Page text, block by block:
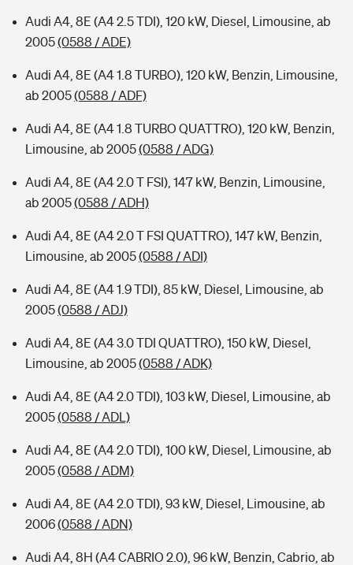
Audi A4, 8E (A4 2.5 TDI), 120 kW, Diesel, Limousine, ab
2005(0588 / ADE)
Audi A4, 8E (A4 1.8 TURBO), 120 kW, Benzin, Limousine,
ab 2005(0588 / ADF)
Audi A4, 8E (A4 1.8 TURBO QUATTRO), 120 kW, Benzin,
Limousine, ab 2005(0588 / ADG)
Audi A4, 8E (A4 2.0 T FSI), 147 kW, Benzin, Limousine,
ab 2005(0588 / ADH)
Audi A4, 8E (A4 2.0 T FSI QUATTRO), 147 kW, Benzin,
Limousine, ab 2005(0588 / ADI)
Audi A4, 8E (A4 1.9 TDI), 85 kW, Diesel, Limousine, ab
2005(0588 / ADJ)
Audi A4, 8E (A4 3.0 TDI QUATTRO), 150 kW, Diesel,
Limousine, ab 2005(0588 / ADK)
Audi A4, 8E (A4 2.0 TDI), 103 kW, Diesel, Limousine, ab
2005(0588 / ADL)
Audi A4, 8E (A4 2.0 TDI), 100 kW, Diesel, Limousine, ab
2005(0588 / ADM)
Audi A4, 8E (A4 2.0 TDI), 93 kW, Diesel, Limousine, ab
2006(0588 / ADN)
Audi A4, 8H (A4 CABRIO 2.0), 96 kW, Benzin, Cabrio, ab